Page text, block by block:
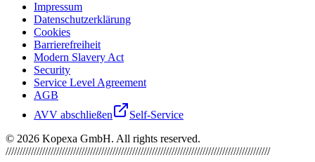
Impressum
Datenschutzerklärung
Cookies
Barrierefreiheit
Modern Slavery Act
Security
Service Level Agreement
AGB
AVV abschließen
Self-Service
© 2026 Kopexa GmbH. All rights reserved.
//////////////////////////////////////////////////////////////////////////////////////////////